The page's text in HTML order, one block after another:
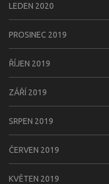
LEDEN 2020
PROSINEC 2019
ŘÍJEN 2019
ZÁŘÍ 2019
SRPEN 2019
ČERVEN 2019
KVĚTEN 2019